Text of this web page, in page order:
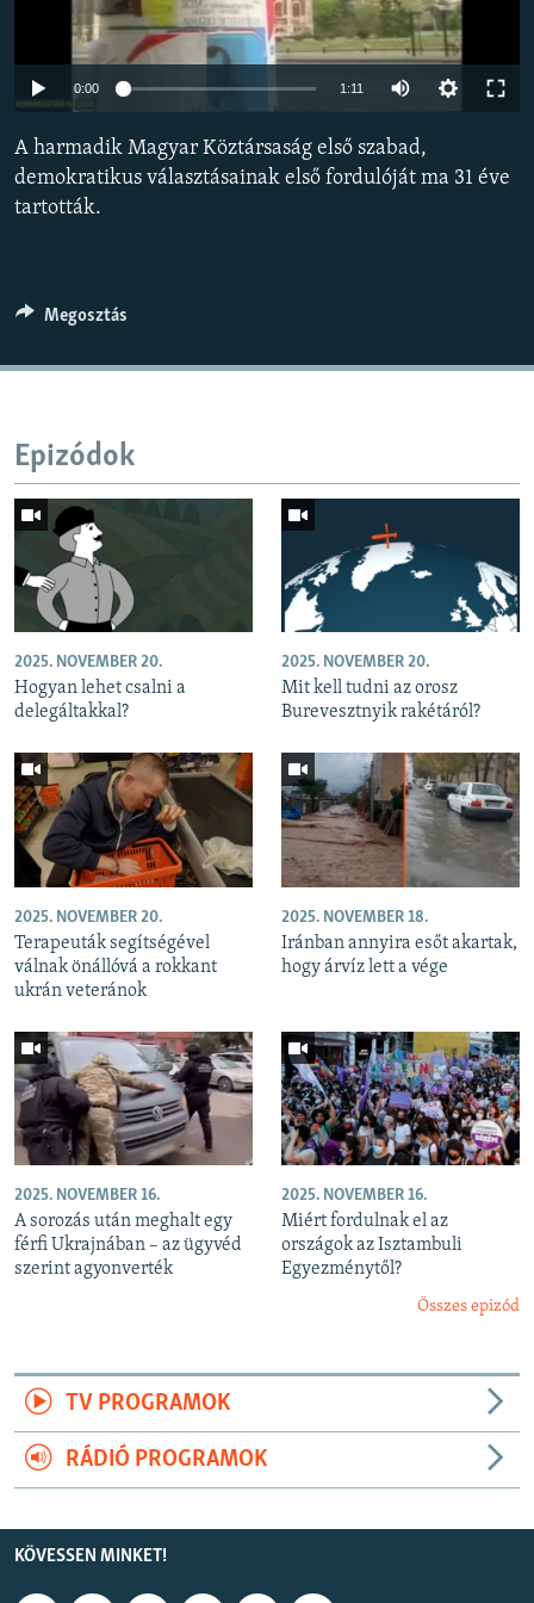
EURÓPAI UNIÓ
VILÁG
KLÍMAVÁLTOZÁS
A MÚLT TANULSÁGAI
KÖVESSEN MINKET!
Valamennyi RFE/RL weboldal
0:00 1:11
A harmadik Magyar Köztársaság első szabad,
demokratikus választásainak első fordulóját ma 31 éve
tartották.
Megosztás
Epizódok
2025. NOVEMBER 20.
Hogyan lehet csalni a
delegáltakkal?
2025. NOVEMBER 20.
Mit kell tudni az orosz
Burevesztnyik rakétáról?
2025. NOVEMBER 20.
Terapeuták segítségével
válnak önállóvá a rokkant
ukrán veteránok
2025. NOVEMBER 18.
Iránban annyira esőt akartak,
hogy árvíz lett a vége
2025. NOVEMBER 16.
A sorozás után meghalt egy
férfi Ukrajnában – az ügyvéd
szerint agyonverték
2025. NOVEMBER 16.
Miért fordulnak el az
országok az Isztambuli
Egyezménytől?
Összes epizód
TV PROGRAMOK
RÁDIÓ PROGRAMOK
KÖVESSEN MINKET!